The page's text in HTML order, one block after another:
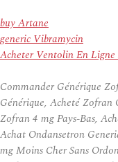
buy Artane
generic Vibramycin
Acheter Ventolin En Ligne
Commander Générique
Générique, Acheté Zofran
Zofran 4 mg Pays-Bas,
Achat Ondansetron
mg Moins Cher Sans